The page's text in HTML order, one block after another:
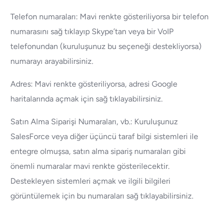
Telefon numaraları: Mavi renkte gösteriliyorsa bir telefon
numarasını sağ tıklayıp Skype’tan veya bir VoIP
telefonundan (kuruluşunuz bu seçeneği destekliyorsa)
numarayı arayabilirsiniz.
Adres: Mavi renkte gösteriliyorsa, adresi Google
haritalarında açmak için sağ tıklayabilirsiniz.
Satın Alma Siparişi Numaraları, vb.: Kuruluşunuz
SalesForce veya diğer üçüncü taraf bilgi sistemleri ile
entegre olmuşsa, satın alma sipariş numaraları gibi
önemli numaralar mavi renkte gösterilecektir.
Destekleyen sistemleri açmak ve ilgili bilgileri
görüntülemek için bu numaraları sağ tıklayabilirsiniz.